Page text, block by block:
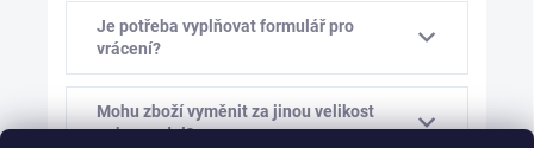
Je potřeba vyplňovat formulář pro
vrácení?
Mohu zboží vyměnit za jinou velikost
nebo model?